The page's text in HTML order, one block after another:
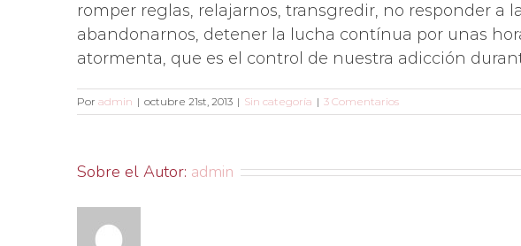
romper reglas, relajarnos, transgredir, no responder a
abandonarnos, detener la lucha contínua por unas
atormenta, que es el control de nuestra adicción
Por admin | octubre 21st, 2013 | Sin categoría | 3 Comentarios
Sobre el Autor: admin